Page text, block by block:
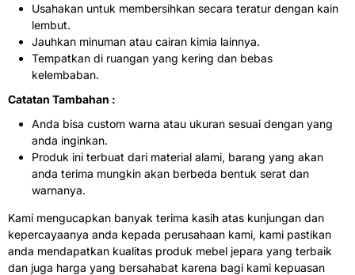
Usahakan untuk membersihkan secara teratur dengan kain
lembut.
Jauhkan minuman atau cairan kimia lainnya.
Tempatkan di ruangan yang kering dan bebas
kelembaban.
Catatan Tambahan :
Anda bisa custom warna atau ukuran sesuai dengan yang
anda inginkan.
Produk ini terbuat dari material alami, barang yang akan
anda terima mungkin akan berbeda bentuk serat dan
warnanya.
Kami mengucapkan banyak terima kasih atas kunjungan dan
kepercayaanya anda kepada perusahaan kami, kami pastikan
anda mendapatkan kualitas produk mebel jepara yang terbaik
dan juga harga yang bersahabat karena bagi kami kepuasan